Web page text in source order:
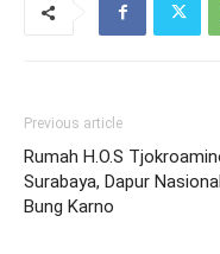
Previous article
Rumah H.O.S
Surabaya, Dapur
Bung Karno